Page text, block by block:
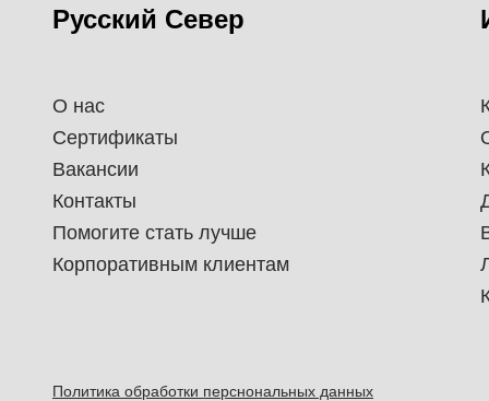
Русский Север
О нас
Сертификаты
Вакансии
Контакты
Помогите стать лучше
Корпоративным клиентам
Политика обработки перснональных данных